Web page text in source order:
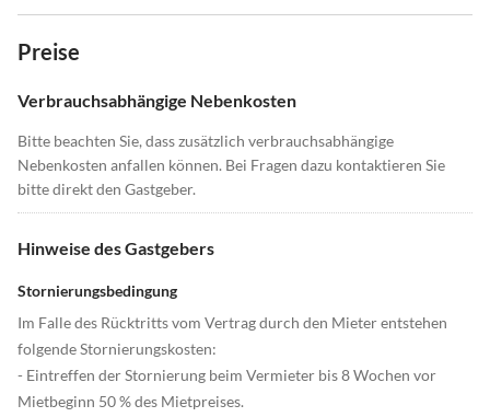
Preise
Verbrauchsabhängige Nebenkosten
Bitte beachten Sie, dass zusätzlich verbrauchsabhängige
Nebenkosten anfallen können. Bei Fragen dazu kontaktieren Sie
bitte direkt den Gastgeber.
Hinweise des Gastgebers
Stornierungsbedingung
Im Falle des Rücktritts vom Vertrag durch den Mieter entstehen
folgende Stornierungskosten:
- Eintreffen der Stornierung beim Vermieter bis 8 Wochen vor
Mietbeginn 50 % des Mietpreises.